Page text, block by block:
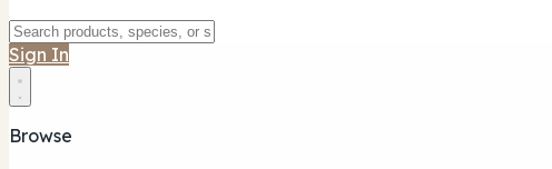
Sign In
Browse